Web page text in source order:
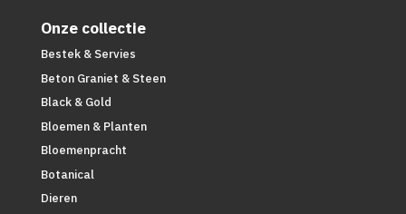
Onze collectie
Bestek & Servies
Beton Graniet & Steen
Black & Gold
Bloemen & Planten
Bloemenpracht
Botanical
Dieren